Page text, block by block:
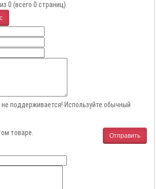
0 (всего 0 страниц)
не поддерживается! Используйте обычный
Отправить
товаре.